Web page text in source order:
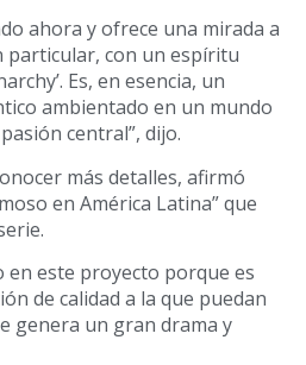
ahora y ofrece una mirada a
particular, con un espíritu
Es, en esencia, un
ambientado en un mundo
central”, dijo.
más detalles, afirmó
en América Latina” que
en este proyecto porque es
de calidad a la que puedan
genera un gran drama y